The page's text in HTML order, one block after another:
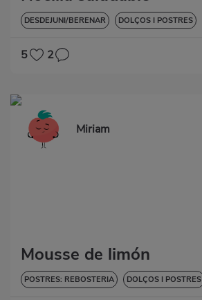
DESDEJUNI/BERENAR
DOLÇOS I POSTRES
5 2
Miriam
Mousse de limón
POSTRES: REBOSTERIA DOLÇOS I POSTRES